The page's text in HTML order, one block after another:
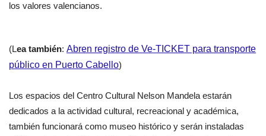
los valores valencianos.
(Lea también: Abren registro de Ve-TICKET para transporte
público en Puerto Cabello)
Los espacios del Centro Cultural Nelson Mandela estarán
dedicados a la actividad cultural, recreacional y académica,
también funcionará como museo histórico y serán instaladas